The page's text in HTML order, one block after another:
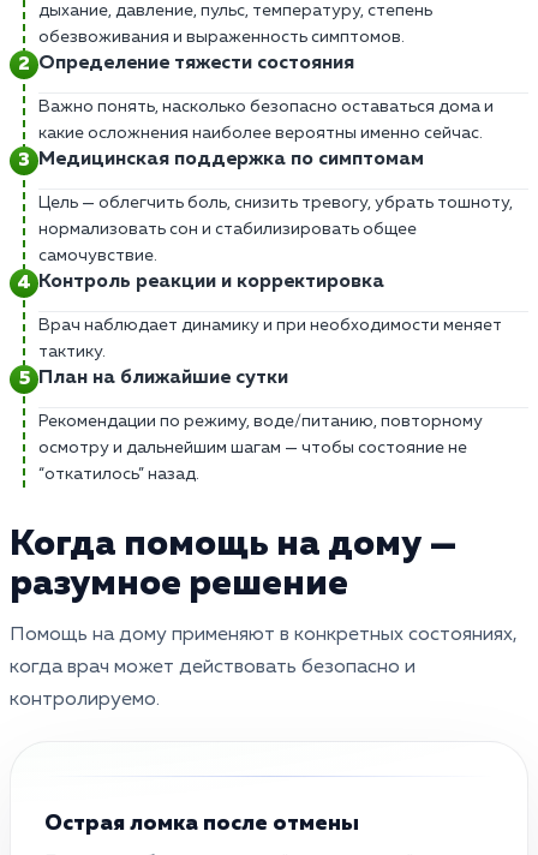
дыхание, давление, пульс, температуру, степень
обезвоживания и выраженность симптомов.
Определение тяжести состояния
Важно понять, насколько безопасно оставаться дома и
какие осложнения наиболее вероятны именно сейчас.
Медицинская поддержка по симптомам
Цель — облегчить боль, снизить тревогу, убрать тошноту,
нормализовать сон и стабилизировать общее
самочувствие.
Контроль реакции и корректировка
Врач наблюдает динамику и при необходимости меняет
тактику.
План на ближайшие сутки
Рекомендации по режиму, воде/питанию, повторному
осмотру и дальнейшим шагам — чтобы состояние не
“откатилось” назад.
Когда помощь на дому —
разумное решение
Помощь на дому применяют в конкретных состояниях,
когда врач может действовать безопасно и
контролируемо.
Острая ломка после отмены